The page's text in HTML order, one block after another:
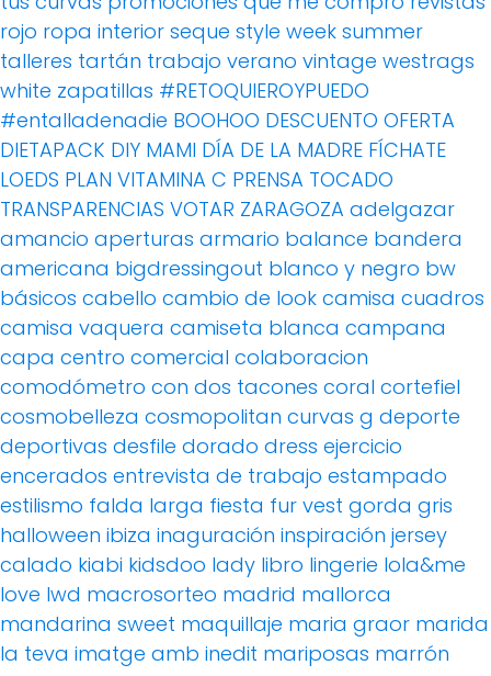
rojo ropa interior seque style week summer
talleres tartán trabajo verano vintage westrags
white zapatillas #RETOQUIEROYPUEDO
#entalladenadie BOOHOO DESCUENTO OFERTA
DIETAPACK DIY MAMI DÍA DE LA MADRE FÍCHATE
LOEDS PLAN VITAMINA C PRENSA TOCADO
TRANSPARENCIAS VOTAR ZARAGOZA adelgazar
amancio aperturas armario balance bandera
americana bigdressingout blanco y negro bw
básicos cabello cambio de look camisa cuadros
camisa vaquera camiseta blanca campana
capa centro comercial colaboracion
comodómetro con dos tacones coral cortefiel
cosmobelleza cosmopolitan curvas g deporte
deportivas desfile dorado dress ejercicio
encerados entrevista de trabajo estampado
estilismo falda larga fiesta fur vest gorda gris
halloween ibiza inaguración inspiración jersey
calado kiabi kidsdoo lady libro lingerie lola&me
love lwd macrosorteo madrid mallorca
mandarina sweet maquillaje maria graor marida
la teva imatge amb inedit mariposas marrón